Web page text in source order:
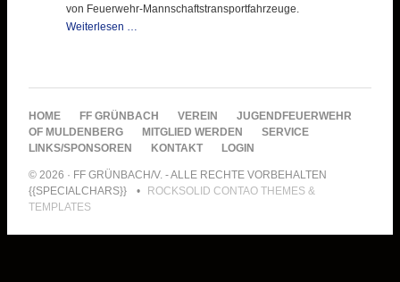
von Feuerwehr-Mannschaftstransportfahrzeuge.
Weiterlesen …
in
NAVIGATION
ÜBERSPRINGEN
HOME FF GRÜNBACH VEREIN
JUGENDFEUERWEHR
OF MULDENBERG
MITGLIED WERDEN
SERVICE
LINKS/SPONSOREN
KONTAKT LOGIN
© 2026 · FF GRÜNBACH/V. - ALLE RECHTE VORBEHALTEN
{{SPECIALCHARS}}
ROCKSOLID CONTAO THEMES &
TEMPLATES